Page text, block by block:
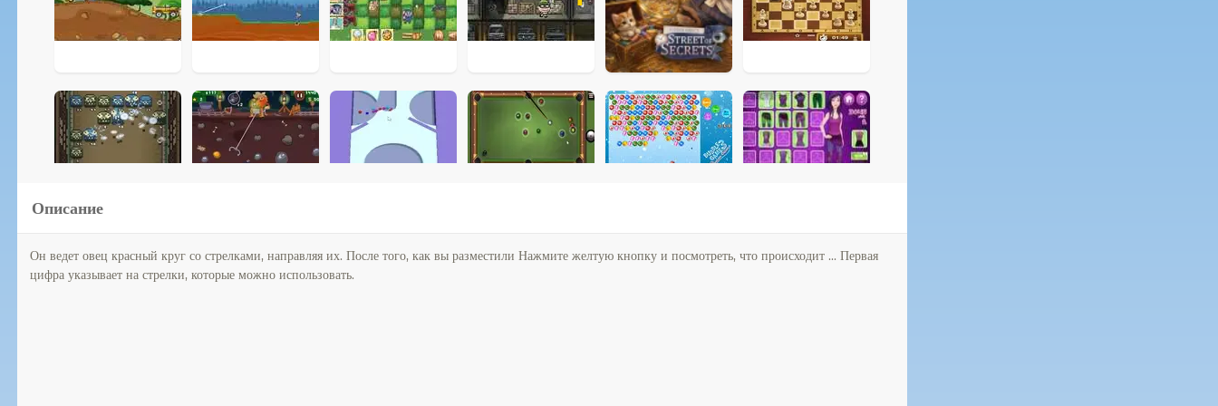
Описание
Он ведет овец красный круг со стрелками, направляя их. После того, как вы разместили Нажмите желтую кнопку и посмотреть, что происходит ... Первая
цифра указывает на стрелки, которые можно использовать.